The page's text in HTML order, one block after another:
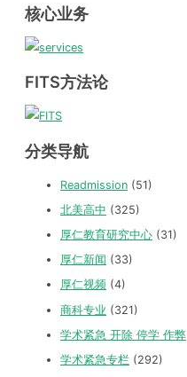
核心业务
FITS方法论
分类导航
Readmission (51)
北美高中 (325)
厚仁教育研究中心 (31)
厚仁新闻 (33)
厚仁视频 (4)
商科专业 (321)
学术紧急 开除 停学 作弊
学术紧急专栏 (292)